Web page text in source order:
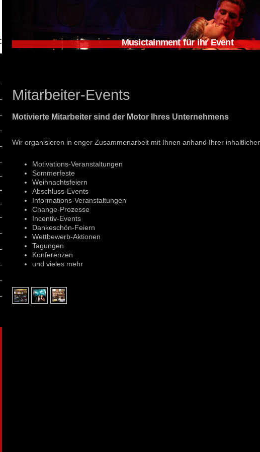
Musictainment für ihr Event
Mitarbeiter-Events
Motivierte Mitarbeiter sind der Motor Ihres Unternehmens
Wir organisieren in enger Zusammenarbeit mit Ihnen anhand Ihrer
Motivations-Veranstaltungen
Sommerfeste
Weihnachtsfeiern
Abschluss-Events
Informations-Veranstaltungen
Change-Prozesse
Incentiv-Events
Dankeschön-Feiern
Wettbewerb-Aktionen
Tagungen
Konferenzen
und vieles mehr